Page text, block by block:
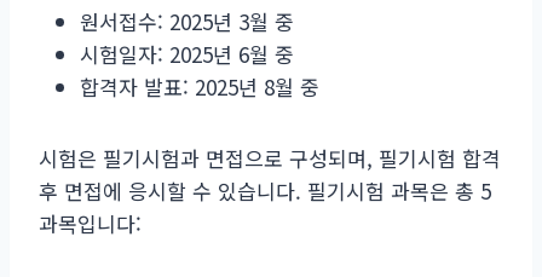
원서접수: 2025년 3월 중
시험일자: 2025년 6월 중
합격자 발표: 2025년 8월 중
시험은 필기시험과 면접으로 구성되며, 필기시험 합격
후 면접에 응시할 수 있습니다. 필기시험 과목은 총 5
과목입니다: